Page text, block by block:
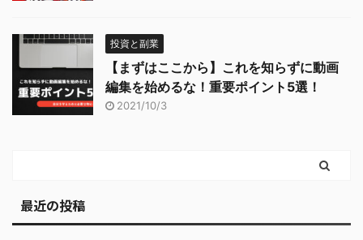
投資と副業
【まずはここから】これを知らずに動画
編集を始めるな！重要ポイント5選！
2021/10/3
最近の投稿